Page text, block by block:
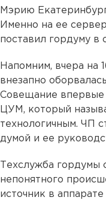
Мэрию
Именно на ее
поставил гордуму в
Напомним, вчера на
внезапно
Совещание впервые
ЦУМ, который
технологичным. ЧП
думой и ее
Техслужба гордумы
непонятного
источник в